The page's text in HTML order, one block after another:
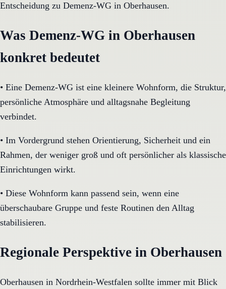
Entscheidung zu Demenz-WG in Oberhausen.
Was Demenz-WG in Oberhausen
konkret bedeutet
• Eine Demenz-WG ist eine kleinere Wohnform, die Struktur,
persönliche Atmosphäre und alltagsnahe Begleitung
verbindet.
• Im Vordergrund stehen Orientierung, Sicherheit und ein
Rahmen, der weniger groß und oft persönlicher als klassische
Einrichtungen wirkt.
• Diese Wohnform kann passend sein, wenn eine
überschaubare Gruppe und feste Routinen den Alltag
stabilisieren.
Regionale Perspektive in Oberhausen
Oberhausen in Nordrhein-Westfalen sollte immer mit Blick